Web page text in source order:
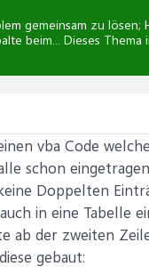
gemeinsam zu
beim... Dieses Thema
vba Code
schon
Doppelten
in eine Tabelle
ab der zweiten
gebaut: